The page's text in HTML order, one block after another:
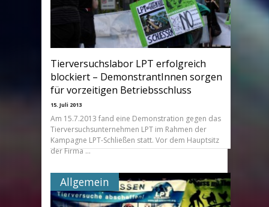
Tierversuchslabor LPT erfolgreich
blockiert – DemonstrantInnen sorgen
für vorzeitigen Betriebsschluss
15. Juli 2013
Am 15.7.2013 fand eine Demonstration gegen das
Tierversuchsunternehmen LPT im Rahmen der
Kampagne LPT-Schließen statt. Vor dem Hauptsitz
der Firma …
Allgemein